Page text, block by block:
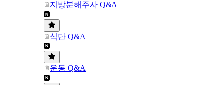
지방분해주사 Q&A
식단 Q&A
운동 Q&A